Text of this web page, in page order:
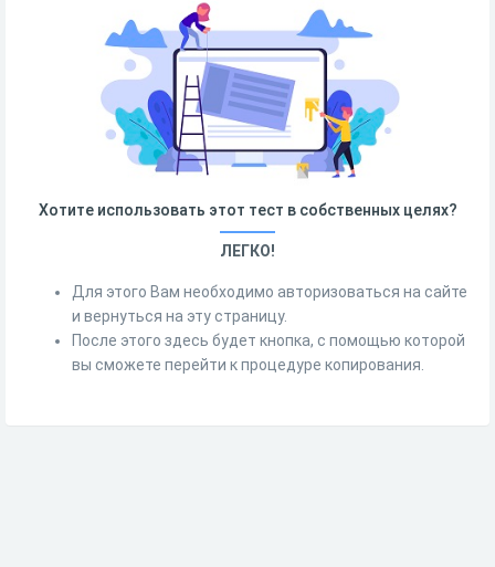
Хотите использовать этот тест в собственных целях?
ЛЕГКО!
Для этого Вам необходимо авторизоваться на сайте
и вернуться на эту страницу.
После этого здесь будет кнопка, с помощью которой
вы сможете перейти к процедуре копирования.